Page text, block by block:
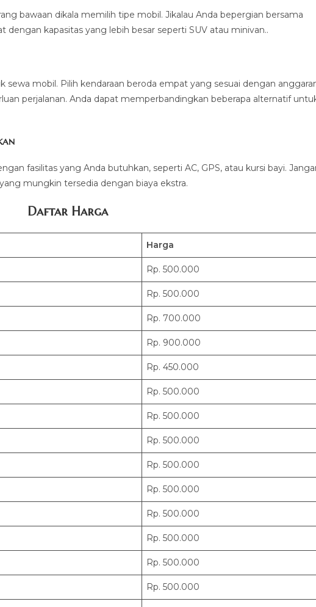
bawaan dikala memilih tipe mobil. Jikalau Anda bepergian bersama
dengan kapasitas yang lebih besar seperti SUV atau minivan..
sewa mobil. Pilih kendaraan beroda empat yang sesuai dengan
perjalanan. Anda dapat memperbandingkan beberapa alternatif
fasilitas yang Anda butuhkan, seperti AC, GPS, atau kursi bayi.
mungkin tersedia dengan biaya ekstra.
Daftar Harga
Harga
Rp. 500.000
Rp. 500.000
Rp. 700.000
Rp. 900.000
Rp. 450.000
Rp. 500.000
Rp. 500.000
Rp. 500.000
Rp. 500.000
Rp. 500.000
Rp. 500.000
Rp. 500.000
Rp. 500.000
Rp. 500.000